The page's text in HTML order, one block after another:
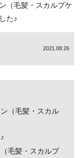
（毛髪・スカルプケ
た♪
2021.08.26
（毛髪・スカル
毛髪・スカルプ